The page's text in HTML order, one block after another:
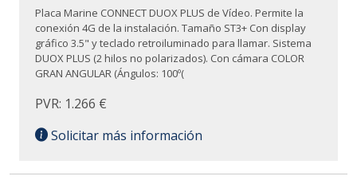
Placa Marine CONNECT DUOX PLUS de Vídeo. Permite la
conexión 4G de la instalación. Tamaño ST3+ Con display
gráfico 3.5" y teclado retroiluminado para llamar. Sistema
DUOX PLUS (2 hilos no polarizados). Con cámara COLOR
GRAN ANGULAR (Ángulos: 100º(
PVR: 1.266 €
Solicitar más información